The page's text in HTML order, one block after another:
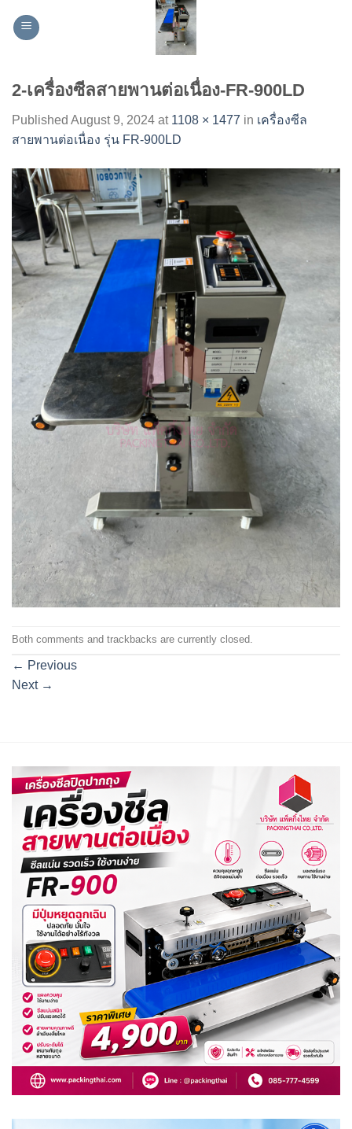
2-เครื่องซีลสายพานต่อเนื่อง-FR-900LD
Published August 9, 2024 at 1108 × 1477 in เครื่องซีล
สายพานต่อเนื่อง รุ่น FR-900LD
Both comments and trackbacks are currently closed.
← Previous
Next →